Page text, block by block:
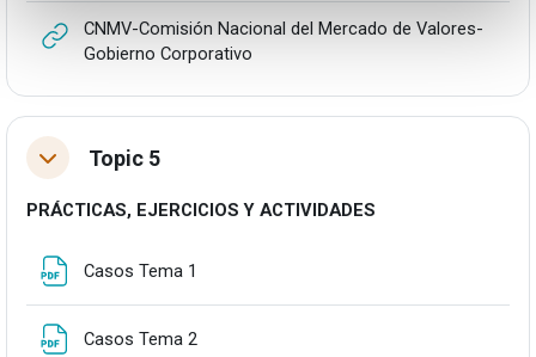
CNMV-Comisión Nacional del Mercado de Valores-
Gobierno Corporativo
TolestuTopic 5
PRÁCTICAS, EJERCICIOS Y ACTIVIDADES
Casos Tema 1
Casos Tema 2